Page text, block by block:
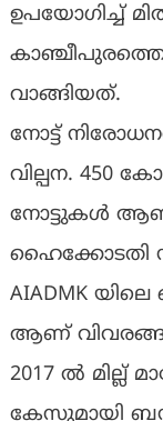
ഉപയോഗിച്ച്
വാങ്ങിയത്.
നോട്ട്
വില്പന. 450
നോട്ടുകൾ
ഹൈക്കോടതി
AIADMK
ആണ്
2017 ൽ മില്ല്
കേസുമായി